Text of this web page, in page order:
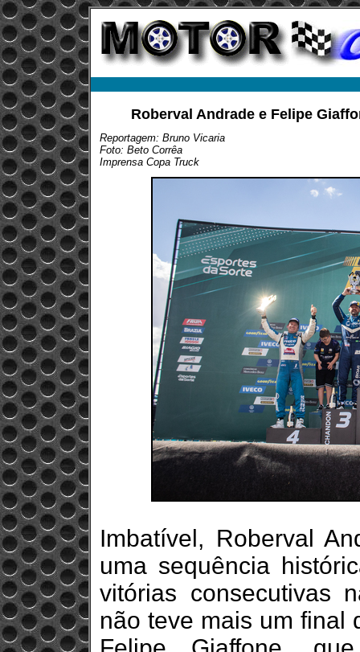
Roberval Andrade e Felipe
Reportagem: Bruno Vicaria
Foto: Beto Corrêa
Imprensa Copa Truck
Imbatível, Roberval
uma sequência
vitórias consecutivas
não teve mais um final